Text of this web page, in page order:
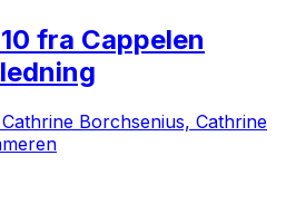
fra Cappelen
Borchsenius, Cathrine